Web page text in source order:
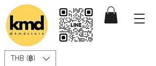
THB (฿)